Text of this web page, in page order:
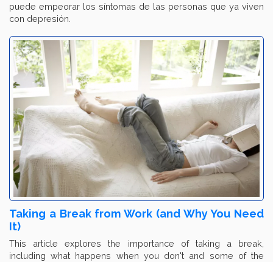
puede empeorar los síntomas de las personas que ya viven
con depresión.
Taking a Break from Work (and Why You Need
It)
This article explores the importance of taking a break,
including what happens when you don't and some of the